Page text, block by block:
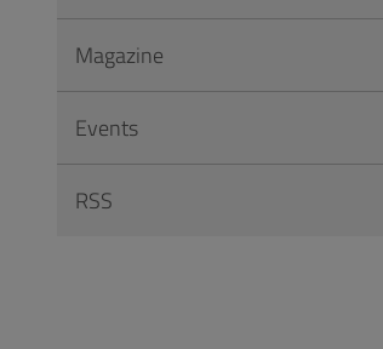
Footer
Magazine
Events
RSS